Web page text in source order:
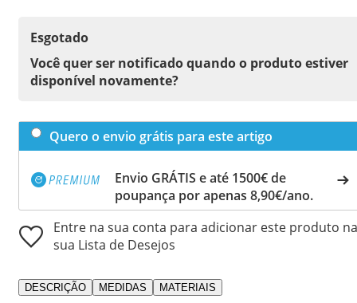
Esgotado
Você quer ser notificado quando o produto estiver
disponível novamente?
Quero o envio grátis para este artigo
Envio GRÁTIS e até 1500€ de
poupança por apenas 8,90€/ano.
Entre na sua conta para adicionar este produto na
sua Lista de Desejos
DESCRIÇÃO MEDIDAS MATERIAIS